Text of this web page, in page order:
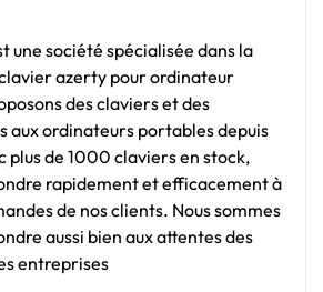
une société spécialisée dans la
azerty pour ordinateur
des claviers et des
aux ordinateurs portables depuis
plus de 1000 claviers en stock,
rapidement et efficacement à
de nos clients. Nous sommes
aussi bien aux attentes des
entreprises